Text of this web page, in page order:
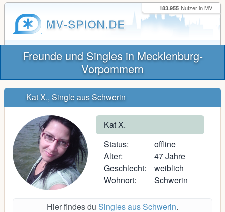
MV-SPION.DE
183.955 Nutzer in MV
Freunde und Singles in Mecklenburg-
Vorpommern
Kat X., Single aus Schwerin
Kat X.
Status:
offline
Alter:
47 Jahre
Geschlecht:
weiblich
Wohnort:
Schwerin
Hier findes du Singles aus Schwerin.